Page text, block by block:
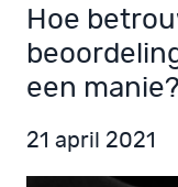
Hoe
een manie?
21 april 2021